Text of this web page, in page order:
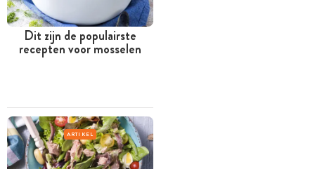
Dit zijn de populairste
recepten voor mosselen
ARTIKEL